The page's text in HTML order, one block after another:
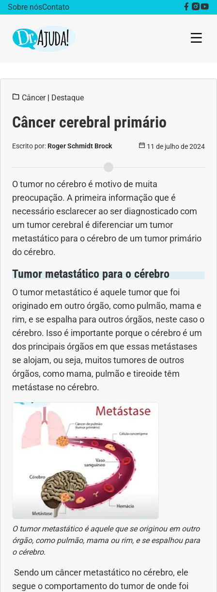
Sobre nósContato
Obesidade
Destaque
Bem estar
Saúde da mulher
Anemia
Anestesia
Aparelho Digestivo
Atividade física
Beleza e Cosmética
Cirurgia Plástica
Coronavírus
Dengue
Diabetes
Dieta e nutrição
Doença autoimune
Doenças Respiratórias
Câncer| Destaque
Câncer cerebral primário
Escrito por: Roger Schmidt Brock 11 de julho de 2024
O tumor no cérebro é motivo de muita
preocupação. A primeira informação que é
necessário esclarecer ao ser diagnosticado com
um tumor cerebral é diferenciar um tumor
metastático para o cérebro de um tumor primário
do cérebro.
Tumor metastático para o cérebro
O tumor metastático é aquele tumor que foi
originado em outro órgão, como pulmão, mama e
rim, e se espalha para outros órgãos, neste caso o
cérebro. Isso é importante porque o cérebro é um
dos principais órgãos em que essas metástases
se alojam, ou seja, muitos tumores de outros
órgãos, como mama, pulmão e tireoide têm
metástase no cérebro.
O tumor metastático é aquele que se originou em outro
órgão, como pulmão, mama ou rim, e se espalhou para
o cérebro.
Sendo um câncer metastático no cérebro, ele
segue o comportamento do tumor de onde foi